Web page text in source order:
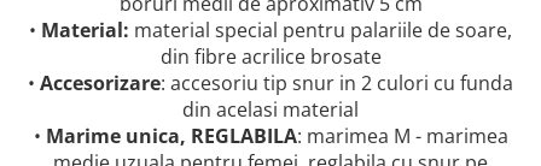
• Material: material special pentru palariile de soare,
din fibre acrilice brosate
• Accesorizare: accesoriu tip snur in 2 culori cu funda
din acelasi material
• Marime unica, REGLABILA: marimea M - marimea